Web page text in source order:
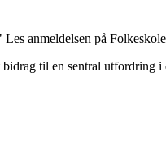
anmeldelsen på
til en sentral utfordring